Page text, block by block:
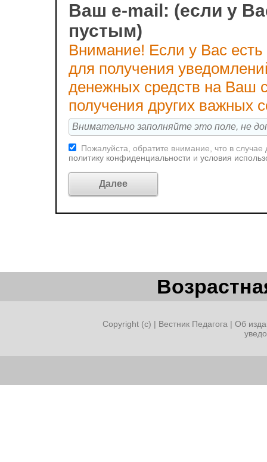
Ваш e-mail: (если у
пустым)
Внимание! Если у Вас
для получения
денежных средств на Ваш
получения других важных
Пожалуйста, обратите внимание, что в
политику конфиденциальности и условия
Copyright (c) | Вестник Педагога | Об